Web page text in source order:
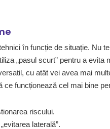
în funcție de situație. Nu
„pasul scurt” pentru a evita
cu atât vei avea mai
funcționează cel mai bine
riscului.
laterală”.